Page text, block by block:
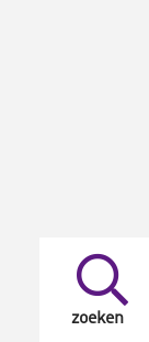
zoeken